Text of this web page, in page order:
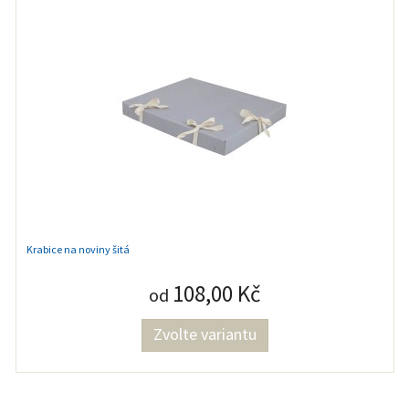
Krabice na noviny šitá
od 108,00 Kč
Zvolte variantu